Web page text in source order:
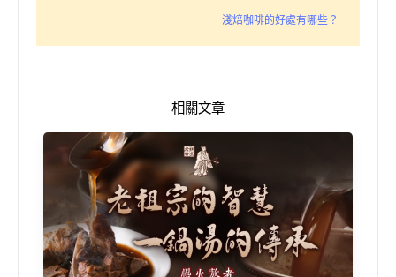
淺焙咖啡的好處有哪些？
相關文章